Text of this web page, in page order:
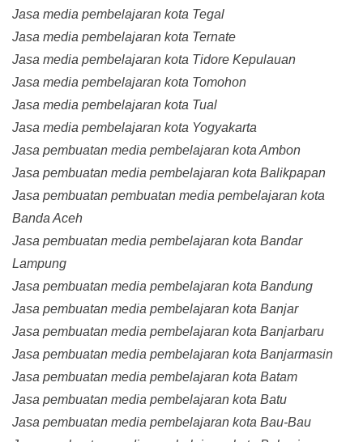
Jasa media pembelajaran kota Tegal
Jasa media pembelajaran kota Ternate
Jasa media pembelajaran kota Tidore Kepulauan
Jasa media pembelajaran kota Tomohon
Jasa media pembelajaran kota Tual
Jasa media pembelajaran kota Yogyakarta
Jasa pembuatan media pembelajaran kota Ambon
Jasa pembuatan media pembelajaran kota Balikpapan
Jasa pembuatan pembuatan media pembelajaran kota
Banda Aceh
Jasa pembuatan media pembelajaran kota Bandar
Lampung
Jasa pembuatan media pembelajaran kota Bandung
Jasa pembuatan media pembelajaran kota Banjar
Jasa pembuatan media pembelajaran kota Banjarbaru
Jasa pembuatan media pembelajaran kota Banjarmasin
Jasa pembuatan media pembelajaran kota Batam
Jasa pembuatan media pembelajaran kota Batu
Jasa pembuatan media pembelajaran kota Bau-Bau